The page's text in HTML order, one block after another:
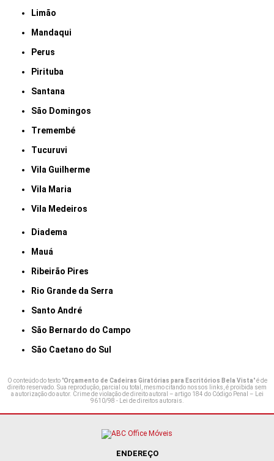
Limão
Mandaqui
Perus
Pirituba
Santana
São Domingos
Tremembé
Tucuruvi
Vila Guilherme
Vila Maria
Vila Medeiros
Diadema
Mauá
Ribeirão Pires
Rio Grande da Serra
Santo André
São Bernardo do Campo
São Caetano do Sul
O conteúdo do texto "Orçamento de Cadeiras Giratórias para Escritórios Bela Vista" é de
direito reservado. Sua reprodução, parcial ou total, mesmo citando nossos links, é proibida sem
a autorização do autor. Crime de violação de direito autoral – artigo 184 do Código Penal – Lei
9610/98 - Lei de direitos autorais.
ENDEREÇO